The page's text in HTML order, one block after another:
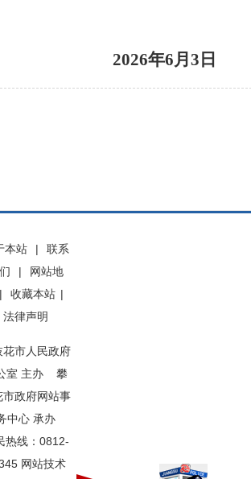
年6月3日
本站 |
联系
|
网站地
| 收藏本站 |
法律声明
花市人民政府
室 主办 攀
市政府网站事
中心 承办
热线：0812-
网站技术